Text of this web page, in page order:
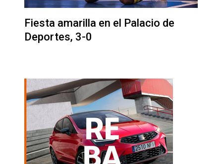
Fiesta amarilla en el Palacio de
Deportes, 3-0